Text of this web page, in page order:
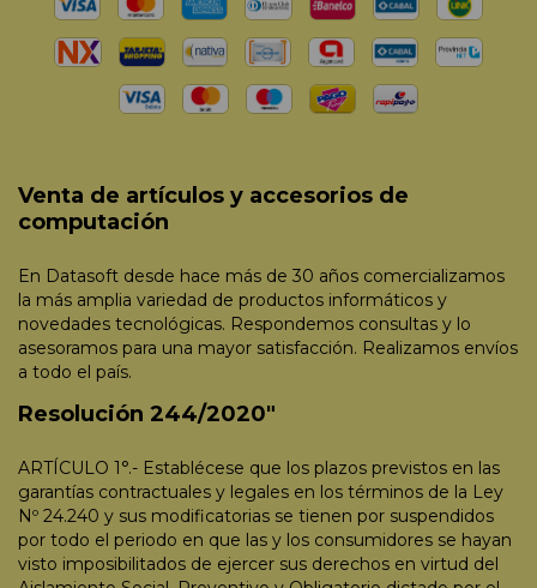
Venta de artículos y accesorios de
computación
En Datasoft desde hace más de 30 años comercializamos
la más amplia variedad de productos informáticos y
novedades tecnológicas. Respondemos consultas y lo
asesoramos para una mayor satisfacción. Realizamos envíos
a todo el país.
Resolución 244/2020"
ARTÍCULO 1°.- Establécese que los plazos previstos en las
garantías contractuales y legales en los términos de la Ley
Nº 24.240 y sus modificatorias se tienen por suspendidos
por todo el periodo en que las y los consumidores se hayan
visto imposibilitados de ejercer sus derechos en virtud del